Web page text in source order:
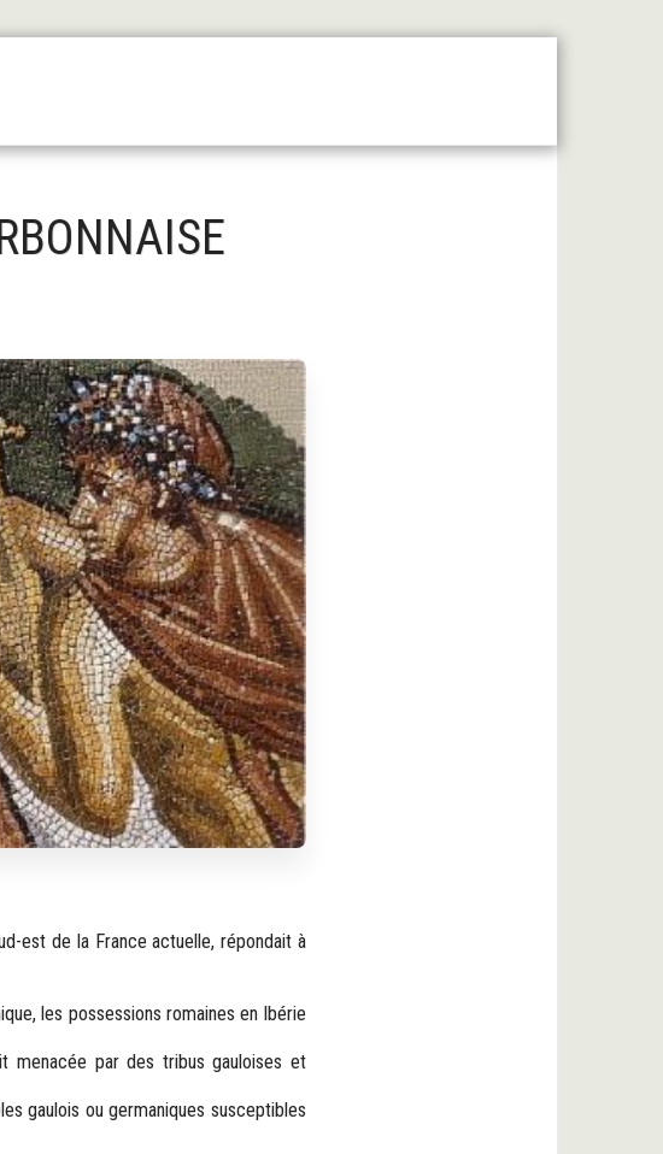
est de la France actuelle, répondait à
les possessions romaines en Ibérie
menacée par des tribus gauloises et
gaulois ou germaniques susceptibles